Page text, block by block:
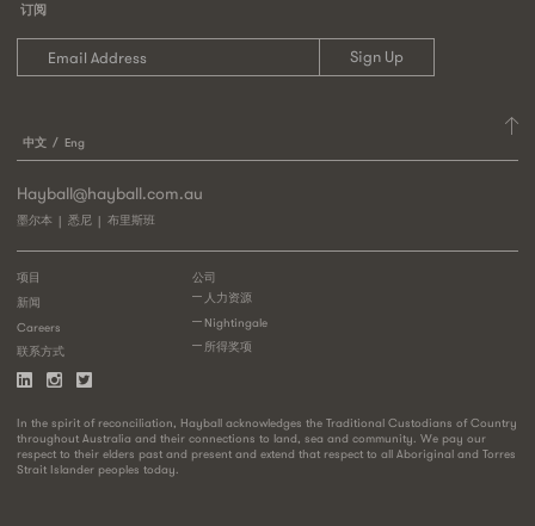
订阅
中文 Eng
Hayball@hayball.com.au
墨尔本 悉尼 布里斯班
公司
人力资源
Nightingale
所得奖项
项目
新闻
Careers
联系方式
In the spirit of reconciliation, Hayball acknowledges the Traditional Custodians of Country
throughout Australia and their connections to land, sea and community. We pay our
respect to their elders past and present and extend that respect to all Aboriginal and Torres
Strait Islander peoples today.